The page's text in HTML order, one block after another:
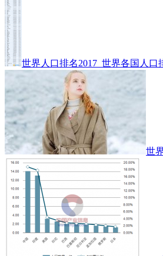
世界人口排名2017_世界各国人口
世